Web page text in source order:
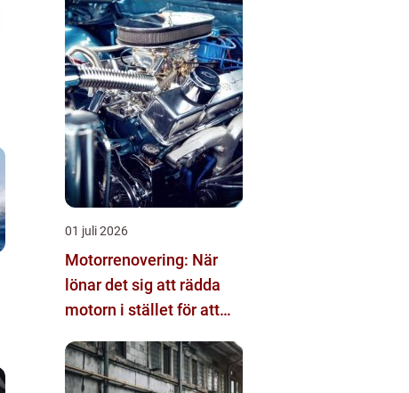
01 juli 2026
Motorrenovering: När
lönar det sig att rädda
motorn i stället för att